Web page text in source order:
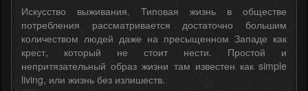
Искусство выживания. Типовая жизнь в обществе
потребления рассматривается достаточно большим
количеством людей даже на пресыщенном Западе как
крест, который не стоит нести. Простой и
непритязательный образ жизни там известен как simple
living, или жизнь без излишеств.